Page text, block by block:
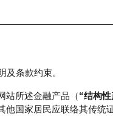
及条款约束。
站所述金融产品（“结构
国家居民应联络其传统证